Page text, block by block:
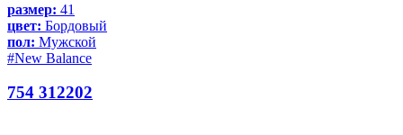
размер: 41
цвет: Бордовый
пол: Мужской
#New Balance
754 312202